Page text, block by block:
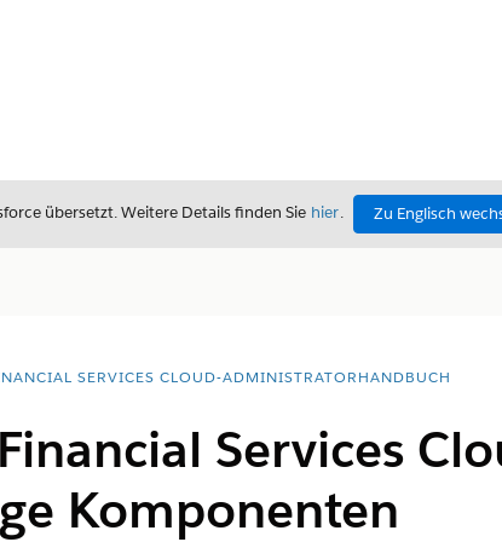
übersetzt. Weitere Details finden Sie hier. Zu Englisch
SERVICES CLOUD-ADMINISTRATORHANDBUCH
Services
Komponenten